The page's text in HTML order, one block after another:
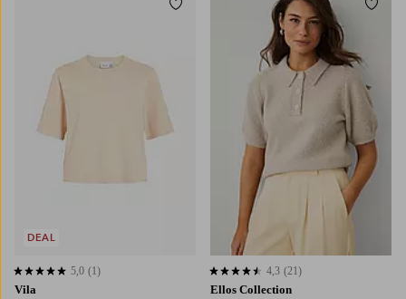
Vila
5,0 baserat på 1 st betyg
5,0 (1)
DEAL
Lägg till i favoriter
Ellos Collection
4,3 baserat på 21 st betyg
4,3 (21)